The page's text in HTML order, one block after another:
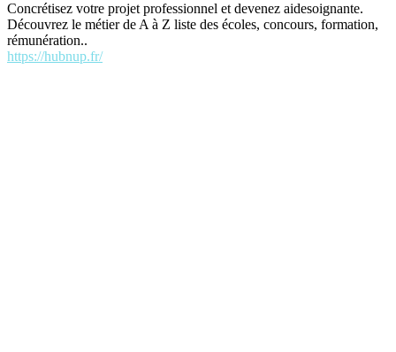
Concrétisez votre projet professionnel et devenez aidesoignante.
Découvrez le métier de A à Z liste des écoles, concours, formation,
rémunération..
https://hubnup.fr/